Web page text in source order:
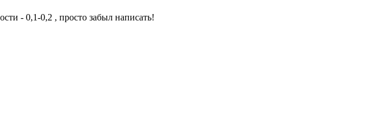
- 0,1-0,2 , просто забыл написать!